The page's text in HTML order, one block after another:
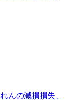
んの減損損失、